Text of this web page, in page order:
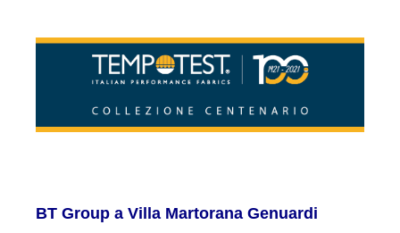
BT Group a Villa Martorana Genuardi